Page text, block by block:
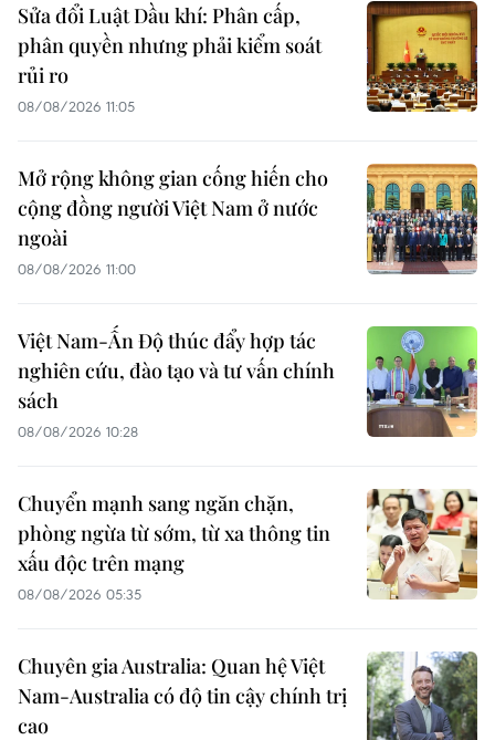
Sửa đổi Luật Dầu khí: Phân cấp,
phân quyền nhưng phải kiểm soát
rủi ro
08/08/2026 11:05
Mở rộng không gian cống hiến cho
cộng đồng người Việt Nam ở nước
ngoài
08/08/2026 11:00
Việt Nam-Ấn Độ thúc đẩy hợp tác
nghiên cứu, đào tạo và tư vấn chính
sách
08/08/2026 10:28
Chuyển mạnh sang ngăn chặn,
phòng ngừa từ sớm, từ xa thông tin
xấu độc trên mạng
08/08/2026 05:35
Chuyên gia Australia: Quan hệ Việt
Nam-Australia có độ tin cậy chính trị
cao